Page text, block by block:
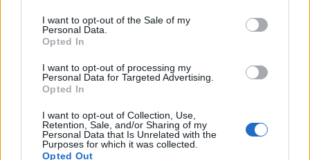
I want to opt-out of the Sale of my
Personal Data.
Opted In
I want to opt-out of processing my
Personal Data for Targeted Advertising.
Opted In
I want to opt-out of Collection, Use,
Retention, Sale, and/or Sharing of my
Personal Data that Is Unrelated with the
Purposes for which it was collected.
Opted Out